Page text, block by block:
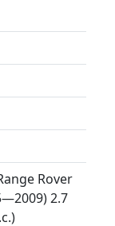
Rover
2.7